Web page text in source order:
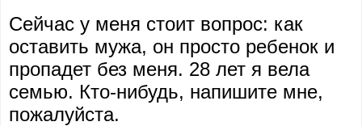
Сейчас у меня стоит вопрос: как
оставить мужа, он просто ребенок и
пропадет без меня. 28 лет я вела
семью. Кто-нибудь, напишите мне,
пожалуйста.